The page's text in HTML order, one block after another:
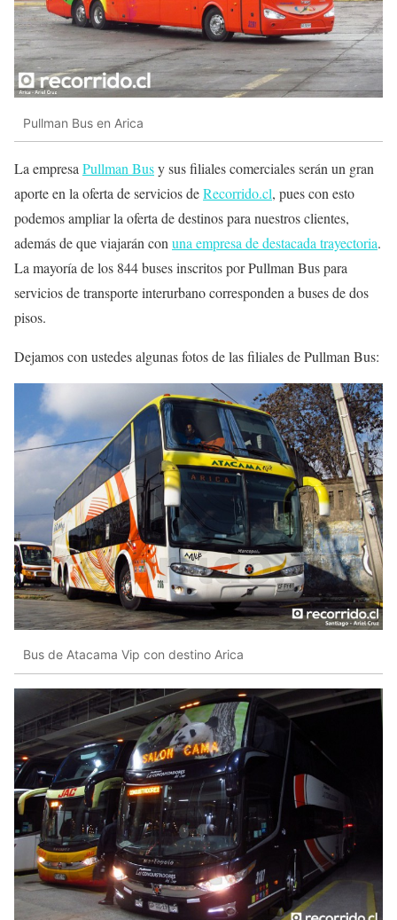
Pullman Bus en Arica
La empresa Pullman Busy sus filiales comerciales serán un gran
aporte en la oferta de servicios deRecorrido.cl, pues con esto
podemos ampliar la oferta de destinos para nuestros clientes,
además de que viajarán con una empresa de destacada trayectoria.
La mayoría de los 844 buses inscritos por Pullman Bus para
servicios de transporte interurbano corresponden a buses de dos
pisos.
Dejamos con ustedes algunas fotos de las filiales de Pullman Bus:
Bus de Atacama Vip con destino Arica